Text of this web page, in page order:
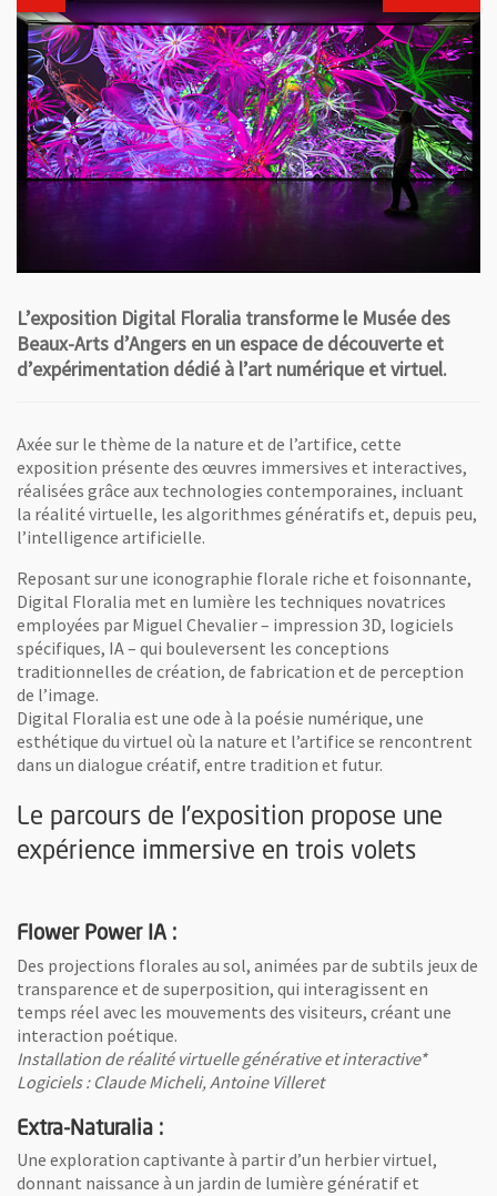
L’exposition Digital Floralia transforme le Musée des
Beaux-Arts d’Angers en un espace de découverte et
d’expérimentation dédié à l’art numérique et virtuel.
Axée sur le thème de la nature et de l’artifice, cette
exposition présente des œuvres immersives et interactives,
réalisées grâce aux technologies contemporaines, incluant
la réalité virtuelle, les algorithmes génératifs et, depuis peu,
l’intelligence artificielle.
Reposant sur une iconographie florale riche et foisonnante,
Digital Floralia met en lumière les techniques novatrices
employées par Miguel Chevalier – impression 3D, logiciels
spécifiques, IA – qui bouleversent les conceptions
traditionnelles de création, de fabrication et de perception
de l’image.
Digital Floralia est une ode à la poésie numérique, une
esthétique du virtuel où la nature et l’artifice se rencontrent
dans un dialogue créatif, entre tradition et futur.
Le parcours de l’exposition propose une
expérience immersive en trois volets
Flower Power IA :
Des projections florales au sol, animées par de subtils jeux de
transparence et de superposition, qui interagissent en
temps réel avec les mouvements des visiteurs, créant une
interaction poétique.
Installation de réalité virtuelle générative et interactive*
Logiciels : Claude Micheli, Antoine Villeret
Extra-Naturalia :
Une exploration captivante à partir d’un herbier virtuel,
donnant naissance à un jardin de lumière génératif et